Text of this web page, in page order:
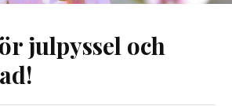
julpyssel och